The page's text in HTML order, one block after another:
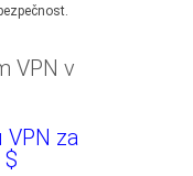
VPN v
za
$